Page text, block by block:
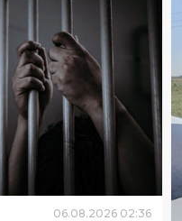
06.08.2026 02:36